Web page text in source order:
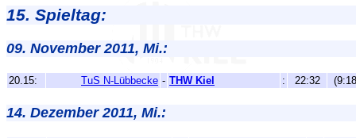
15. Spieltag:
09. November 2011, Mi.:
20.15: TuS N-Lübbecke - THW Kiel : 22:32
14. Dezember 2011, Mi.: